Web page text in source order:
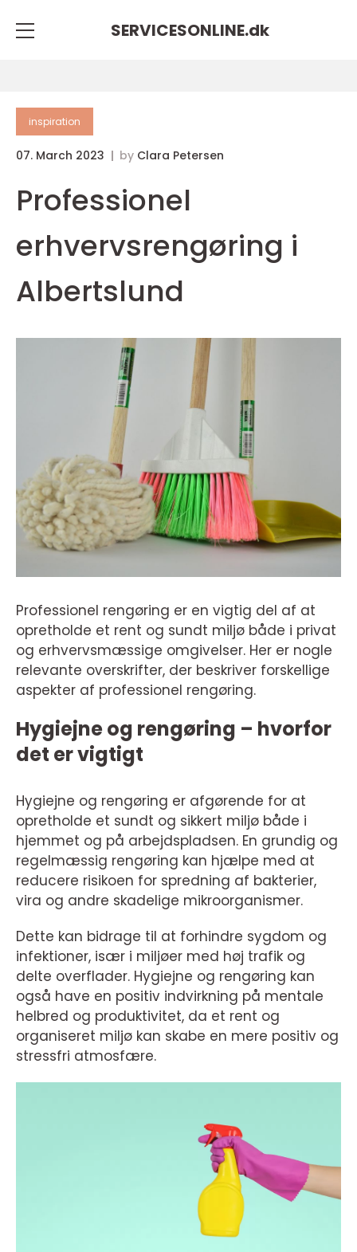
SERVICESONLINE.dk
inspiration
07. March 2023 by Clara Petersen
Professionel
erhvervsrengøring i
Albertslund
Professionel rengøring er en vigtig del af at
opretholde et rent og sundt miljø både i privat
og erhvervsmæssige omgivelser. Her er nogle
relevante overskrifter, der beskriver forskellige
aspekter af professionel rengøring.
Hygiejne og rengøring – hvorfor
det er vigtigt
Hygiejne og rengøring er afgørende for at
opretholde et sundt og sikkert miljø både i
hjemmet og på arbejdspladsen. En grundig og
regelmæssig rengøring kan hjælpe med at
reducere risikoen for spredning af bakterier,
vira og andre skadelige mikroorganismer.
Dette kan bidrage til at forhindre sygdom og
infektioner, især i miljøer med høj trafik og
delte overflader. Hygiejne og rengøring kan
også have en positiv indvirkning på mentale
helbred og produktivitet, da et rent og
organiseret miljø kan skabe en mere positiv og
stressfri atmosfære.